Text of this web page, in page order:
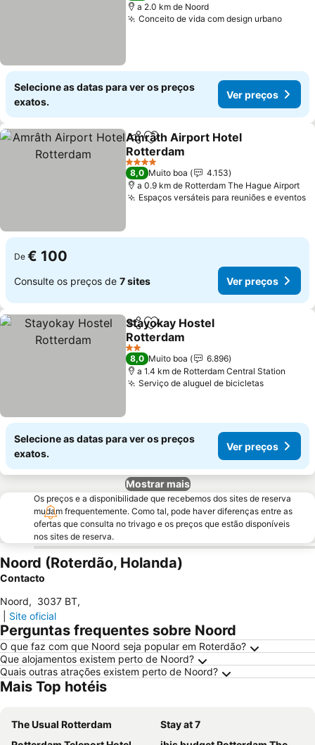
a 2.0 km de Noord
Conceito de vida com design urbano
Selecione as datas para ver os preços
exatos.
Ver preços
PartilharAdicionar aos favoritos
Amrâth Airport Hotel
Rotterdam
4 Estrelas
8,0 Muito boa
4.153
a 0.9 km de Rotterdam The Hague Airport
Espaços versáteis para reuniões e eventos
De € 100
Consulte os preços de 7 sites Ver preços
PartilharAdicionar aos favoritos
Stayokay Hostel
Rotterdam
2 Estrelas
8,0 Muito boa
6.896
a 1.4 km de Rotterdam Central Station
Serviço de aluguel de bicicletas
Selecione as datas para ver os preços
exatos.
Ver preços
Mostrar mais
Os preços e a disponibilidade que recebemos dos sites de reserva
mudam frequentemente. Como tal, pode haver diferenças entre as
ofertas que consulta no trivago e os preços que estão disponíveis
nos sites de reserva.
Noord (Roterdão, Holanda)
Contacto
Noord, 3037 BT,
Site oficial
Perguntas frequentes sobre Noord
O que faz com que Noord seja popular em Roterdão?
Que alojamentos existem perto de Noord?
Quais outras atrações existem perto de Noord?
Mais Top hotéis
The Usual Rotterdam
Stay at 7